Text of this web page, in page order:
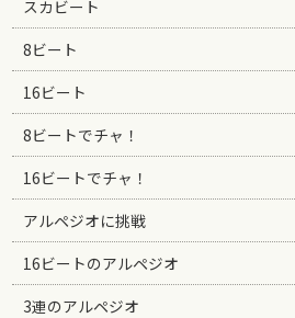
スカビート
8ビート
16ビート
8ビートでチャ！
16ビートでチャ！
アルペジオに挑戦
16ビートのアルペジオ
3連のアルペジオ